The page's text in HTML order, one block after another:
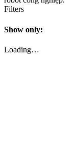
Filters
Show only:
Loading…